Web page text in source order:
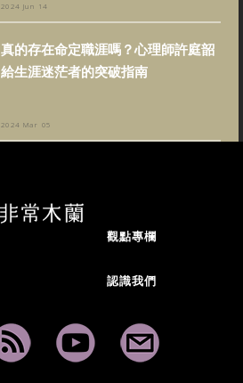
2024 Jun 14
真的存在命定職涯嗎？心理師許庭韶
給生涯迷茫者的突破指南
2024 Mar 05
觀點專欄
認識我們